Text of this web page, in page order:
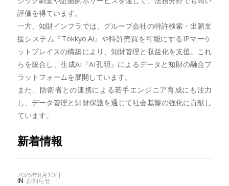
評価を得ています。
一方、知財インフラでは、グループ会社の特許検索・出願支
援システム『Tokkyo.Ai』や特許売買を可能にするIPマーケ
ットプレイスの構築により、知財管理と収益化を支援。これ
らを統合し、生成AI『AI孔明』によるデータと知財の融合プ
ラットフォームを展開しています。
また、防衛省との連携による若手エンジニア育成にも注力
し、データ管理と知財保護を通じて社会基盤の強化に貢献し
ています。
新着情報
2026年8月10日
IN お知らせ